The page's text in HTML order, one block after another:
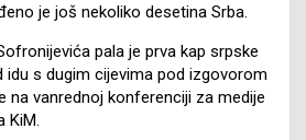
je još nekoliko desetina Srba.
pala je prva kap srpske
idu s dugim cijevima pod izgovorom
na vanrednoj konferenciji za medije
KiM.